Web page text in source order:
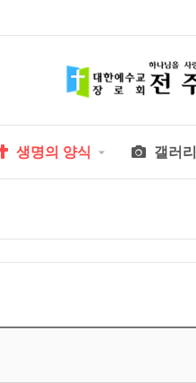
생명의 양식 갤러리